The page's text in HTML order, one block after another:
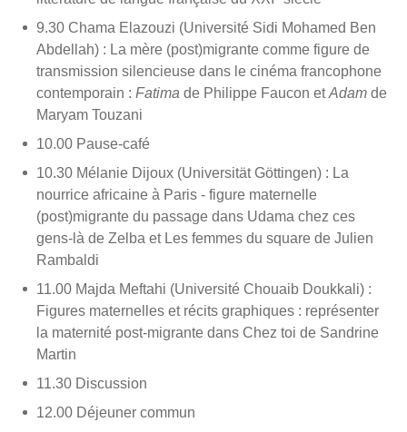
9.30 Chama Elazouzi (Université Sidi Mohamed Ben
Abdellah) : La mère (post)migrante comme figure de
transmission silencieuse dans le cinéma francophone
contemporain : Fatima de Philippe Faucon etAdam de
Maryam Touzani
10.00 Pause-café
10.30 Mélanie Dijoux (Universität Göttingen) : La
nourrice africaine à Paris - figure maternelle
(post)migrante du passage dans Udama chez ces
gens-là de Zelba et Les femmes du square de Julien
Rambaldi
11.00 Majda Meftahi (Université Chouaib Doukkali) :
Figures maternelles et récits graphiques : représenter
la maternité post-migrante dans Chez toi de Sandrine
Martin
11.30 Discussion
12.00 Déjeuner commun